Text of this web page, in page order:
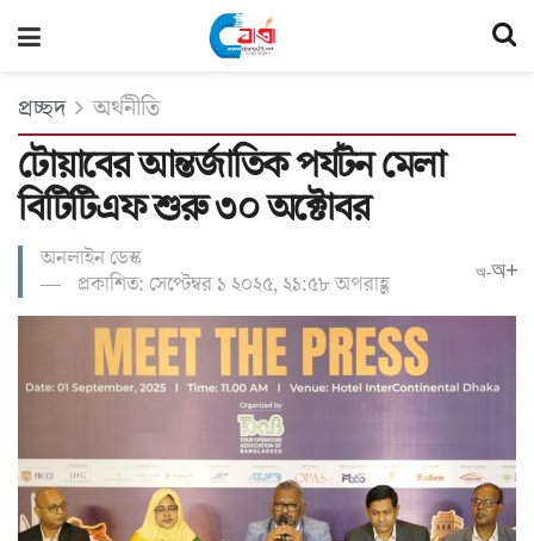
প্রচ্ছদ অর্থনীতি
টোয়াবের আন্তর্জাতিক পর্যটন মেলা
বিটিটিএফ শুরু ৩০ অক্টোবর
অনলাইন ডেস্ক
প্রকাশিত: সেপ্টেম্বর ১ ২০২৫, ২১:৫৮ অপরাহ্ণ
অ-অ+